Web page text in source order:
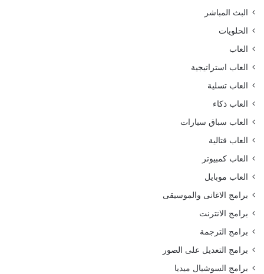
البث المباشر
الحلويات
العاب
العاب استراتيجية
العاب تسلية
العاب ذكاء
العاب سباق سيارات
العاب قتالية
العاب كمبيوتر
العاب موبايل
برامج الاغانى والموسيقى
برامج الانترنت
برامج الترجمة
برامج التعديل على الصور
برامج السوشيال ميديا